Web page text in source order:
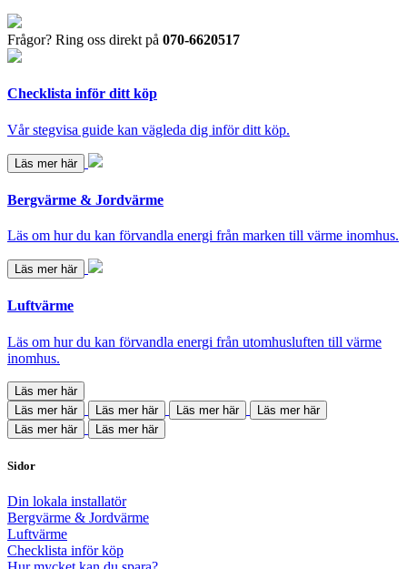
Frågor? Ring oss direkt på 070-6620517
Checklista inför ditt köp
Vår stegvisa guide kan vägleda dig inför ditt köp.
Läs mer här
Bergvärme & Jordvärme
Läs om hur du kan förvandla energi från marken till värme inomhus.
Läs mer här
Luftvärme
Läs om hur du kan förvandla energi från utomhusluften till värme
inomhus.
Läs mer här
Läs mer här
Läs mer här Läs mer här
Läs mer här
Läs mer här
Läs mer här
Sidor
Din lokala installatör
Bergvärme & Jordvärme
Luftvärme
Checklista inför köp